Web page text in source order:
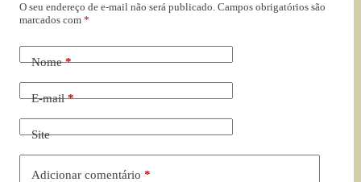
O seu endereço de e-mail não será publicado. Campos obrigatórios são
marcados com *
Nome*
E-mail*
Site
Adicionar comentário *